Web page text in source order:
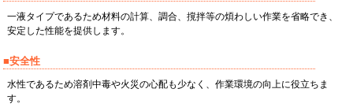
一液タイプであるため材料の計算、調合、撹拌等の煩わしい作業を省略でき、
安定した性能を提供します。
■安全性
水性であるため溶剤中毒や火災の心配も少なく、作業環境の向上に役立ちま
す。